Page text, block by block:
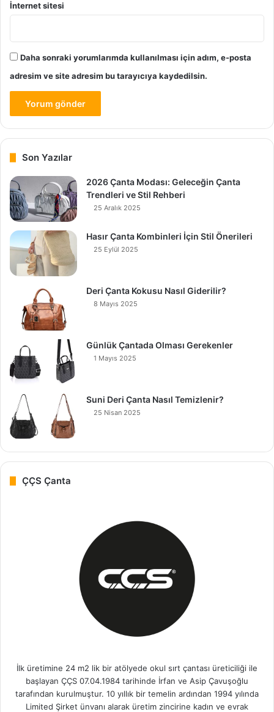
İnternet sitesi
Daha sonraki yorumlarımda kullanılması için adım, e-posta
adresim ve site adresim bu tarayıcıya kaydedilsin.
Son Yazılar
2026 Çanta Modası: Geleceğin Çanta
Trendleri ve Stil Rehberi
25 Aralık 2025
Hasır Çanta Kombinleri İçin Stil Önerileri
25 Eylül 2025
Deri Çanta Kokusu Nasıl Giderilir?
8 Mayıs 2025
Günlük Çantada Olması Gerekenler
1 Mayıs 2025
Suni Deri Çanta Nasıl Temizlenir?
25 Nisan 2025
ÇÇS Çanta
İlk üretimine 24 m2 lik bir atölyede okul sırt çantası üreticiliği ile
başlayan ÇÇS 07.04.1984 tarihinde İrfan ve Asip Çavuşoğlu
tarafından kurulmuştur. 10 yıllık bir temelin ardından 1994 yılında
Limited Şirket ünvanı alarak üretim zincirine kadın ve evrak